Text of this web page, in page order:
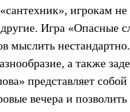
игрокам не
Игра «Опасные
мыслить
а также
представляет
вечера и